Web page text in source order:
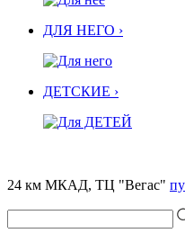
ДЛЯ НЕГО ›
ДЕТСКИЕ ›
24 км МКАД, ТЦ "Вегас"